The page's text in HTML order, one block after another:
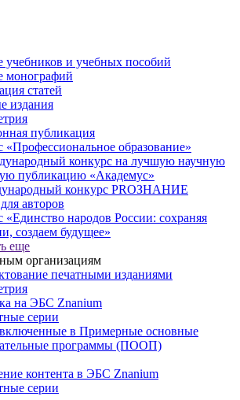
учебников и учебных пособий
монографий
статей
издания
публикация
«Профессиональное образование»
конкурс на лучшую научную
публикацию «Академус»
конкурс PROЗНАНИЕ
авторов
«Единство народов России: сохраняя
создаем будущее»
еще
организациям
печатными изданиями
на ЭБС Znanium
серии
в Примерные основные
программы (ПООП)
контента в ЭБС Znanium
серии